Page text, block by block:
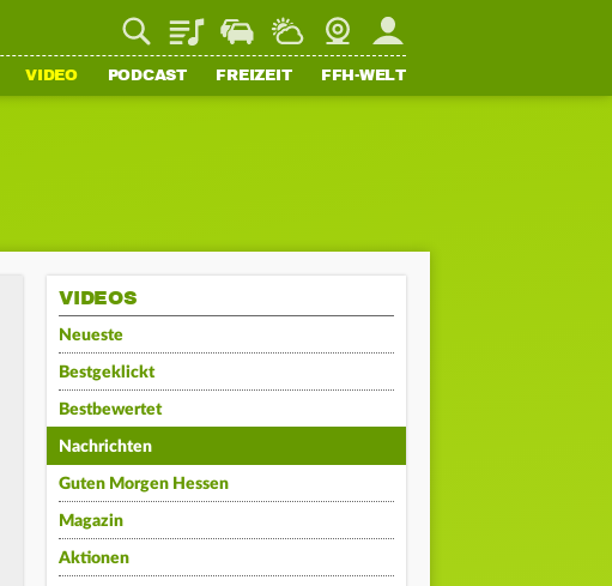
PlaylistStaupilotWetterWebcamMein FFH
VIDEO PODCAST FREIZEIT FFH-WELT
VIDEOS
Neueste
Bestgeklickt
Bestbewertet
Nachrichten
Guten Morgen Hessen
Magazin
Aktionen